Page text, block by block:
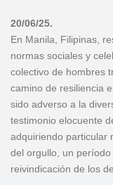
20/06/25.
En Manila, Filipinas,
normas sociales y
colectivo de hombres
camino de resiliencia
sido adverso a la
testimonio elocuente
adquiriendo particular
del orgullo, un
reivindicación de los